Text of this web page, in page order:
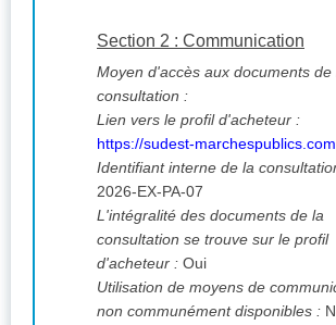
Section 2 : Communication
Moyen d'accès aux documents de
consultation :
Lien vers le profil d'acheteur :
https://sudest-marchespublics.com
Identifiant interne de la
2026-EX-PA-07
L'intégralité des documents de la
consultation se trouve sur le profil
d'acheteur : Oui
Utilisation de moyens de
non communément disponibles :